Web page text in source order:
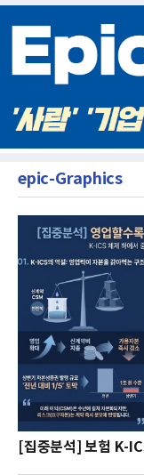
epic-Graphics
[집중분석] 보험 K-